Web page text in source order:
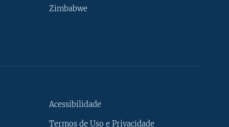
Zimbabwe
Acessibilidade
Termos de Uso e Privacidade